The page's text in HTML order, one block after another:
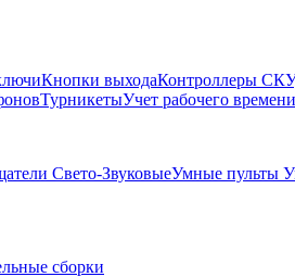
Кнопки выходаКонтроллеры
ТурникетыУчет рабочего
Свето-ЗвуковыеУмные пульты
сборки